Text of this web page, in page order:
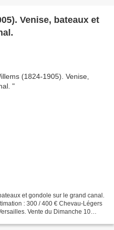
Venise, bateaux et
et gondole sur le grand canal.
: 300 / 400 € Chevau-Légers
Vente du Dimanche 10